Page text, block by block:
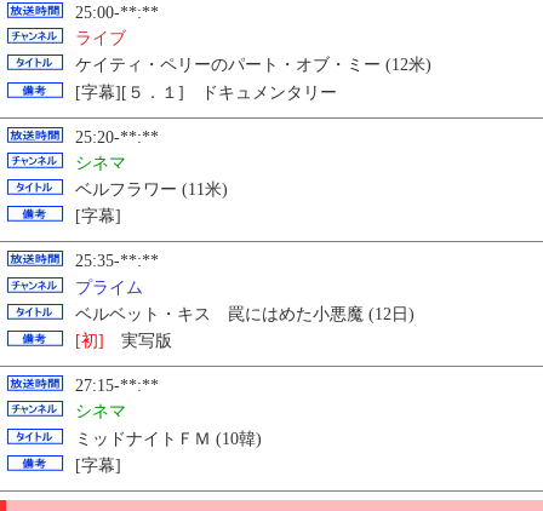
25:00-**:**
ライブ
ケイティ・ペリーのパート・オブ・ミー (12米)
[字幕][５．１] ドキュメンタリー
25:20-**:**
シネマ
ベルフラワー (11米)
[字幕]
25:35-**:**
プライム
ベルベット・キス 罠にはめた小悪魔 (12日)
[初]
実写版
27:15-**:**
シネマ
ミッドナイトＦＭ (10韓)
[字幕]